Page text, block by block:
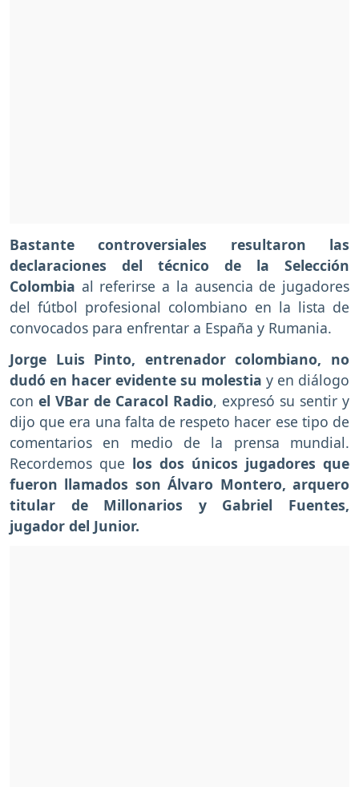
Bastante controversiales resultaron las
declaraciones del técnico de la Selección
Colombia al referirse a la ausencia de jugadores
del fútbol profesional colombiano en la lista de
convocados para enfrentar a España y Rumania.
Jorge Luis Pinto, entrenador colombiano, no
dudó en hacer evidente su molestia y en diálogo
con el VBar de Caracol Radio, expresó su sentir y
dijo que era una falta de respeto hacer ese tipo de
comentarios en medio de la prensa mundial.
Recordemos que los dos únicos jugadores que
fueron llamados son Álvaro Montero, arquero
titular de Millonarios y Gabriel Fuentes,
jugador del Junior.